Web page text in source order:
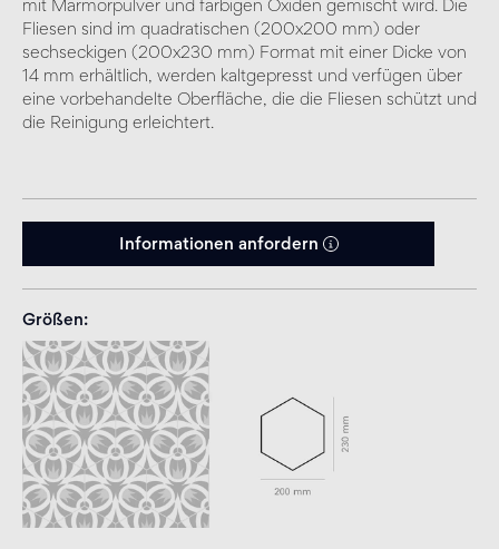
mit Marmorpulver und farbigen Oxiden gemischt wird. Die
Fliesen sind im quadratischen (200x200 mm) oder
sechseckigen (200x230 mm) Format mit einer Dicke von
14 mm erhältlich, werden kaltgepresst und verfügen über
eine vorbehandelte Oberfläche, die die Fliesen schützt und
die Reinigung erleichtert.
Informationen anfordern
Größen